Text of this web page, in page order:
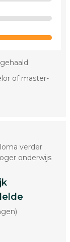
of master-
verder
onderwijs